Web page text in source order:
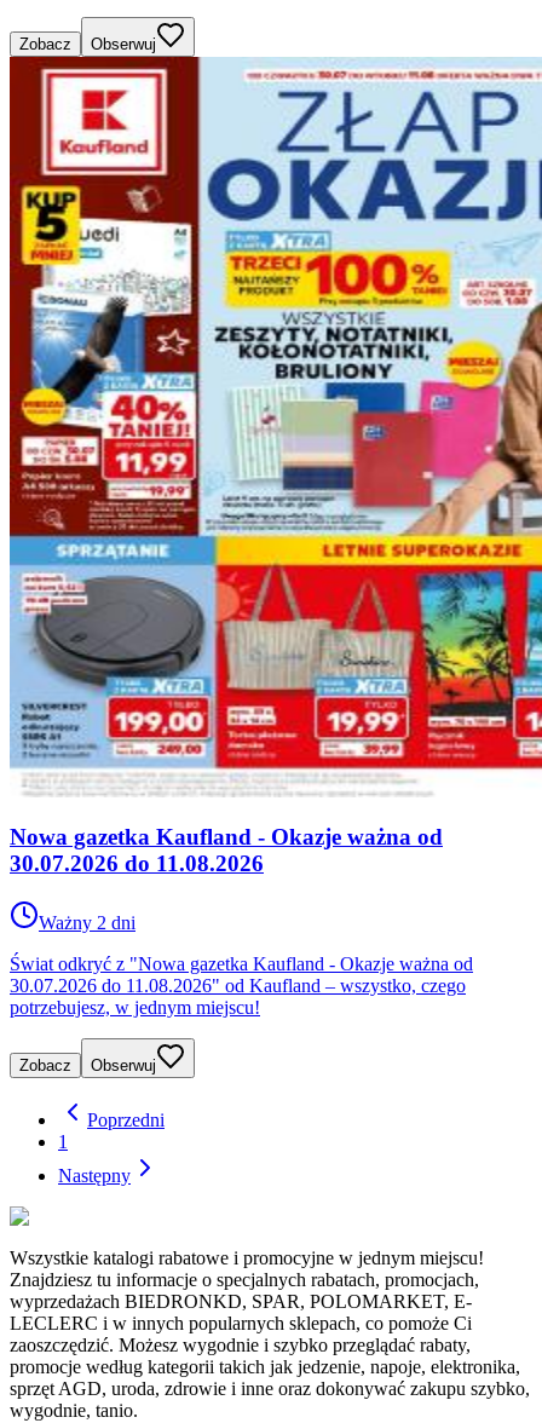
Zobacz Obserwuj
Nowa gazetka Kaufland - Okazje ważna od
30.07.2026 do 11.08.2026
Ważny 2 dni
Świat odkryć z "Nowa gazetka Kaufland - Okazje ważna od
30.07.2026 do 11.08.2026" od Kaufland – wszystko, czego
potrzebujesz, w jednym miejscu!
Zobacz Obserwuj
Poprzedni
1
Następny
Wszystkie katalogi rabatowe i promocyjne w jednym miejscu!
Znajdziesz tu informacje o specjalnych rabatach, promocjach,
wyprzedażach BIEDRONKD, SPAR, POLOMARKET, E-
LECLERC i w innych popularnych sklepach, co pomoże Ci
zaoszczędzić. Możesz wygodnie i szybko przeglądać rabaty,
promocje według kategorii takich jak jedzenie, napoje, elektronika,
sprzęt AGD, uroda, zdrowie i inne oraz dokonywać zakupu szybko,
wygodnie, tanio.